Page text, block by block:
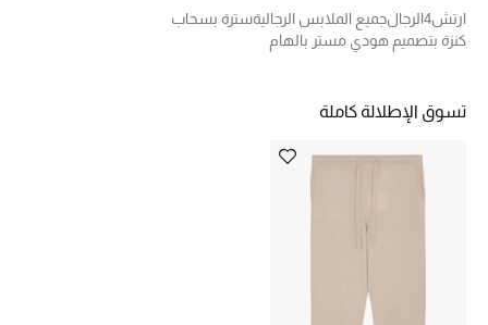
النساء
عرض جميع المنتجات
خصومات
ركن أناقة المنتجعات
ارتش4 الرجالجميع الملابس الرجاليةسترة بسحاب
كنزة بتصميم هودي مستر بالهام
تسوق الإطلالة كاملة